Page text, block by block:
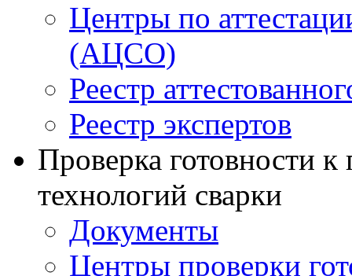
Центры по
(АЦСО)
Реестр
Реестр экспертов
Проверка готовности
технологий сварки
Документы
Центры проверки